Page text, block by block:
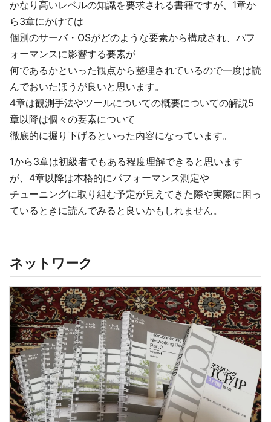
かなり高いレベルの知識を要求される書籍ですが、1章か
ら3章にかけては
個別のサーバ・OSがどのような要素から構成され、パフ
ォーマンスに影響する要素が
何であるかといった観点から整理されているので一度は読
んでおいたほうが良いと思います。
4章は観測手法やツールについての概要についての解説5
章以降は個々の要素について
徹底的に掘り下げるといった内容になっています。
1から3章は初級者でもある程度理解できると思います
が、4章以降は本格的にパフォーマンス測定や
チューニングに取り組む予定が見えてきた際や実際に困っ
ているときに読んでみると良いかもしれません。
ネットワーク